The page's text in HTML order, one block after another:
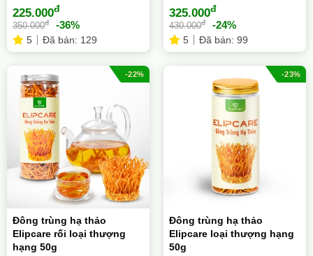
225.000đ
350.000đ -36%
5 Đã bán: 129
325.000đ
430.000đ -24%
5 Đã bán: 99
-22%
Đông trùng hạ thảo
Elipcare rối loại thượng
hạng 50g
-23%
Đông trùng hạ thảo
Elipcare loại thượng hạng
50g